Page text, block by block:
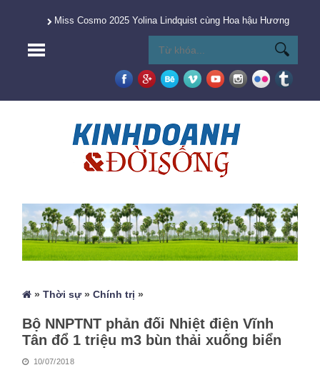
Miss Cosmo 2025 Yolina Lindquist cùng Hoa hậu Hương
»Thời sự»Chính trị »
Bộ NNPTNT phản đối Nhiệt điện Vĩnh
Tân đổ 1 triệu m3 bùn thải xuống biển
10/07/2018